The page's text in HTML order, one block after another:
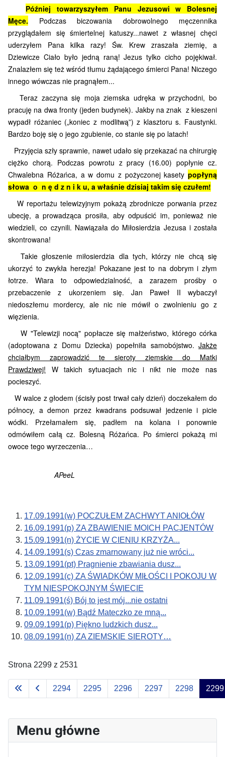
Później towarzyszyłem Panu Jezusowi w Bolesnej
Męce. Podczas biczowania dobrowolnego męczennika
przyglądałem się śmiertelnej katuszy...nawet z własnej chęci
uderzyłem Pana kilka razy! Św. Krew zraszała ziemię, a
Dziewicze Ciało było jedną raną! Jezus tylko cicho pojękiwał.
Znalazłem się też wśród tłumu żądającego śmierci Pana! Niczego
innego wówczas nie pragnąłem...
Teraz zaczyna się moja ziemska udręka w przychodni, bo
pracuję na dwa fronty (jeden budynek). Jakby na znak z kieszeni
wypadł różaniec („koniec z modlitwą”)z klasztoru s. Faustynki.
Bardzo boję się o jego zgubienie, co stanie się po latach!
Przyjęcia szły sprawnie, nawet udało się przekazać na chirurgię
ciężko chorą. Podczas powrotu z pracy (16.00) popłynie cz.
Chwalebna Różańca, a w domu z pożyczonej kasety popłyną
słowa o n ę d z n i k u, a właśnie dzisiaj takim się czułem!
W reportażu telewizyjnym pokażą zbrodnicze porwania przez
ubecję, a prowadząca prosiła, aby odpuścić im, ponieważ nie
wiedzieli, co czynili. Nawiązała do Miłosierdzia Jezusa i została
skontrowana!
Takie głoszenie miłosierdzia dla tych, którzy nie chcą się
ukorzyć to zwykła herezja! Pokazane jest to na dobrym i złym
łotrze. Wiara to odpowiedzialność, a zarazem prośby o
przebaczenie z ukorzeniem się. Jan Paweł II wybaczył
niedoszłemu mordercy, ale nic nie mówił o zwolnieniu go z
więzienia.
W "Telewizji nocą" popłacze się małżeństwo, którego córka
(adoptowana z Domu Dziecka) popełniła samobójstwo. Jakże
chciałbym zaprowadzić te sieroty ziemskie do Matki
Prawdziwej! W takich sytuacjach nic i nikt nie może nas
pocieszyć.
W walce z głodem (ścisły post trwał cały dzień) doczekałem do
północy, a demon przez kwadrans podsuwał jedzenie i picie
wódki. Przełamałem się, padłem na kolana i ponownie
odmówiłem całą cz. Bolesną Różańca. Po śmierci pokażą mi
owoce tego wyrzeczenia…
APeeL
17.09.1991(w) POCZUŁEM ZACHWYT ANIOŁÓW
16.09.1991(p) ZA ZBAWIENIE MOICH PACJENTÓW
15.09.1991(n) ŻYCIE W CIENIU KRZYŻA...
14.09.1991(s) Czas zmarnowany już nie wróci...
13.09.1991(pt) Pragnienie zbawiania dusz...
12.09.1991(c) ZA ŚWIADKÓW MIŁOŚCI I POKOJU W
TYM NIESPOKOJNYM ŚWIECIE
11.09.1991(ś) Bój to jest mój...nie ostatni
10.09.1991(w) Bądź Mateczko ze mną...
09.09.1991(p) Piękno ludzkich dusz...
08.09.1991(n) ZA ZIEMSKIE SIEROTY…
Strona 2299 z 2531
2294 2295 2296 2297 2298 2299
Menu główne